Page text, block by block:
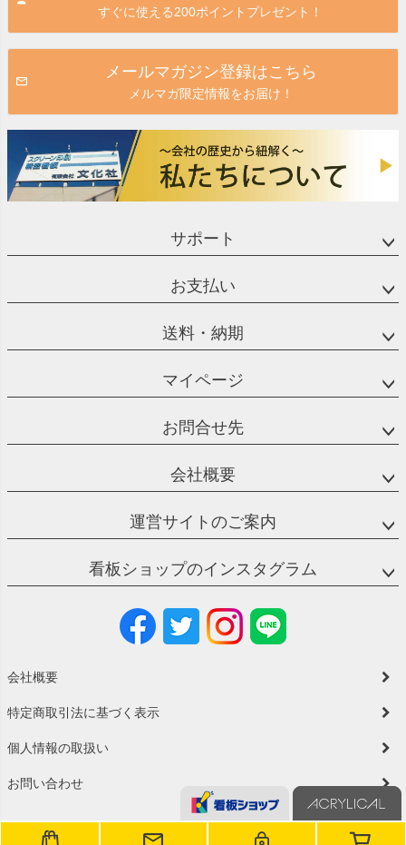
すぐに使える200ポイントプレゼント！
メールマガジン登録はこちら
メルマガ限定情報をお届け！
サポート
お支払い
送料・納期
マイページ
お問合せ先
会社概要
運営サイトのご案内
看板ショップのインスタグラム
会社概要
特定商取引法に基づく表示
個人情報の取扱い
お問い合わせ